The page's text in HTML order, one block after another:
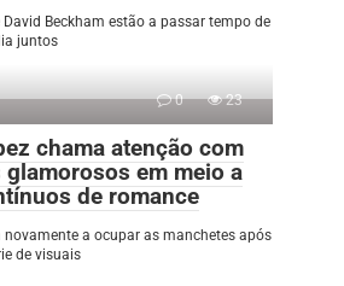
Beckham estão a passar tempo de
juntos
0 23
chama atenção com
em meio a
de romance
novamente a ocupar as manchetes após
de visuais